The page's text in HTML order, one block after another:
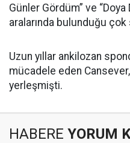
Günler Gördüm” ve
aralarında bulunduğu çok
Uzun yıllar ankilozan
mücadele eden
yerleşmişti.
HABERE YORUM